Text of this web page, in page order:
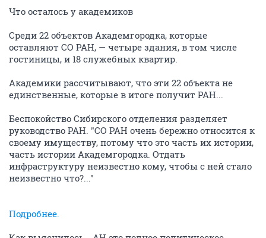
Что осталось у академиков
Среди 22 объектов Академгородка, которые
оставляют СО РАН, — четыре здания, в том числе
гостиницы, и 18 служебных квартир.
Академики рассчитывают, что эти 22 объекта не
единственные, которые в итоге получит РАН...
Беспокойство Сибирского отделения разделяет
руководство РАН. "СО РАН очень бережно относится к
своему имуществу, потому что это часть их истории,
часть истории Академгородка. Отдать
инфраструктуру неизвестно кому, чтобы с ней стало
неизвестно что?..."
Подробнее.